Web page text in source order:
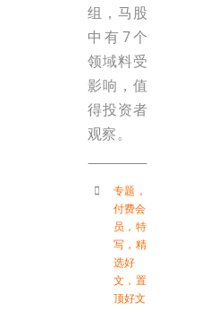
组，马股
中有7个
领域料受
影响，值
得投资者
观察。
专题 ，
付费会
员 ， 特
写 ， 精
选好
文 ， 置
顶好文